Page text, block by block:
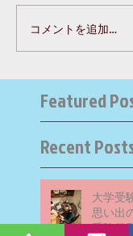
コメントを追加…
Featured
Recent
大学受
思い出
受験個